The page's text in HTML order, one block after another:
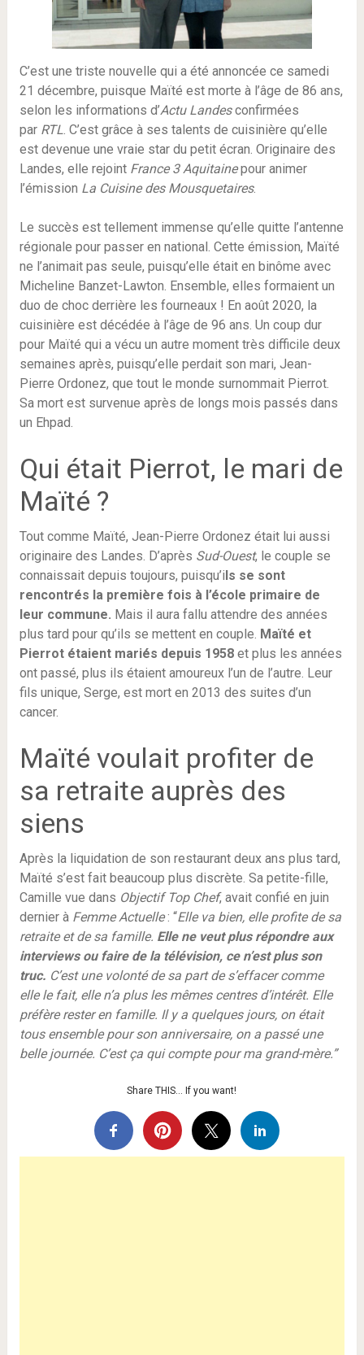
C’est une triste nouvelle qui a été annoncée ce samedi
21 décembre, puisque Maïté est morte à l’âge de 86 ans,
selon les informations d’Actu Landesconfirmées
par RTL. C’est grâce à ses talents de cuisinière qu’elle
est devenue une vraie star du petit écran. Originaire des
Landes, elle rejoint France 3 Aquitainepour animer
l’émission La Cuisine des Mousquetaires.
Le succès est tellement immense qu’elle quitte l’antenne
régionale pour passer en national. Cette émission, Maïté
ne l’animait pas seule, puisqu’elle était en binôme avec
Micheline Banzet-Lawton. Ensemble, elles formaient un
duo de choc derrière les fourneaux ! En août 2020, la
cuisinière est décédée à l’âge de 96 ans. Un coup dur
pour Maïté qui a vécu un autre moment très difficile deux
semaines après, puisqu’elle perdait son mari, Jean-
Pierre Ordonez, que tout le monde surnommait Pierrot.
Sa mort est survenue après de longs mois passés dans
un Ehpad.
Qui était Pierrot, le mari de
Maïté ?
Tout comme Maïté, Jean-Pierre Ordonez était lui aussi
originaire des Landes. D’après Sud-Ouest, le couple se
connaissait depuis toujours, puisqu’ils se sont
rencontrés la première fois à l’école primaire de
leur commune. Mais il aura fallu attendre des années
plus tard pour qu’ils se mettent en couple. Maïté et
Pierrot étaient mariés depuis 1958et plus les années
ont passé, plus ils étaient amoureux l’un de l’autre. Leur
fils unique, Serge, est mort en 2013 des suites d’un
cancer.
Maïté voulait profiter de
sa retraite auprès des
siens
Après la liquidation de son restaurant deux ans plus tard,
Maïté s’est fait beaucoup plus discrète. Sa petite-fille,
Camille vue dans Objectif Top Chef, avait confié en juin
dernier à Femme Actuelle: “Elle va bien, elle profite de sa
retraite et de sa famille. Elle ne veut plus répondre aux
interviews ou faire de la télévision, ce n’est plus son
truc. C’est une volonté de sa part de s’effacer comme
elle le fait, elle n’a plus les mêmes centres d’intérêt. Elle
préfère rester en famille. Il y a quelques jours, on était
tous ensemble pour son anniversaire, on a passé une
belle journée. C’est ça qui compte pour ma grand-mère.”
Share THIS… If you want!